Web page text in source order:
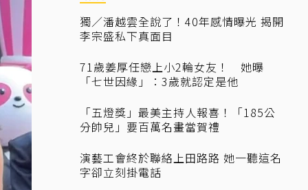
獨／潘越雲全說了！40年感情曝光 揭開
李宗盛私下真面目
71歲姜厚任戀上小2輪女友！ 她曝
「七世因緣」：3歲就認定是他
「五燈獎」最美主持人報喜！「185公
分帥兒」要百萬名畫當賀禮
演藝工會終於聯絡上田路路 她一聽這名
字卻立刻掛電話